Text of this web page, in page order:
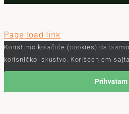
Page load link
Koristimo kolačiće (cookies) da
korisničko iskustvo. Korišćenjem
Prihvatam